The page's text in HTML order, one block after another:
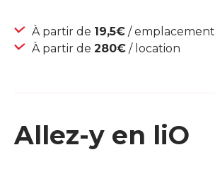
À partir de 19,5€ / emplacement
À partir de 280€ / location
Allez-y en liO